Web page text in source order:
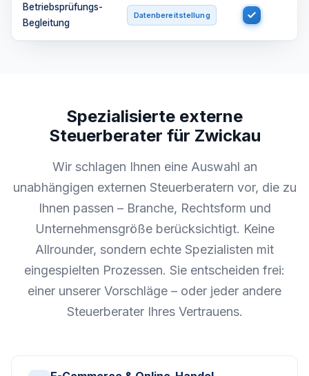
Betriebsprüfungs-
Begleitung
Datenbereitstellung
Spezialisierte externe
Steuerberater für Zwickau
Wir schlagen Ihnen eine Auswahl an
unabhängigen externen Steuerberatern vor, die zu
Ihnen passen – Branche, Rechtsform und
Unternehmensgröße berücksichtigt. Keine
Allrounder, sondern echte Spezialisten mit
eingespielten Prozessen. Sie entscheiden frei:
einer unserer Vorschläge – oder jeder andere
Steuerberater Ihres Vertrauens.